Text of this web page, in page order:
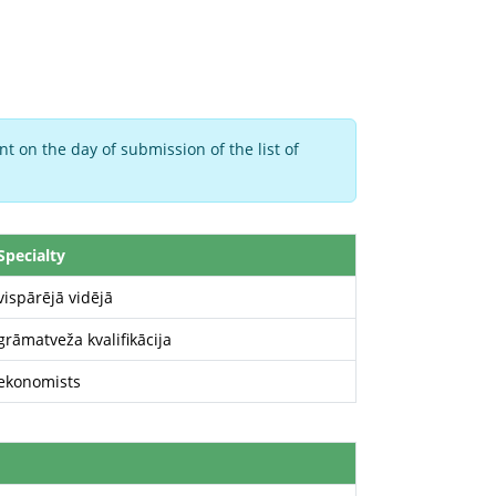
on the day of submission of the list of
vidējā
kvalifikācija